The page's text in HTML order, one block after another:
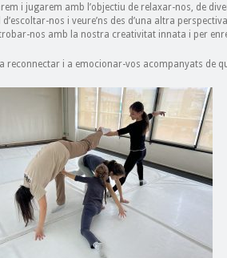
i jugarem amb l’objectiu de relaxar-nos, de
d’escoltar-nos i veure’ns des d’una altra
nos amb la nostra creativitat innata i per
reconnectar i a emocionar-vos acompanyats de